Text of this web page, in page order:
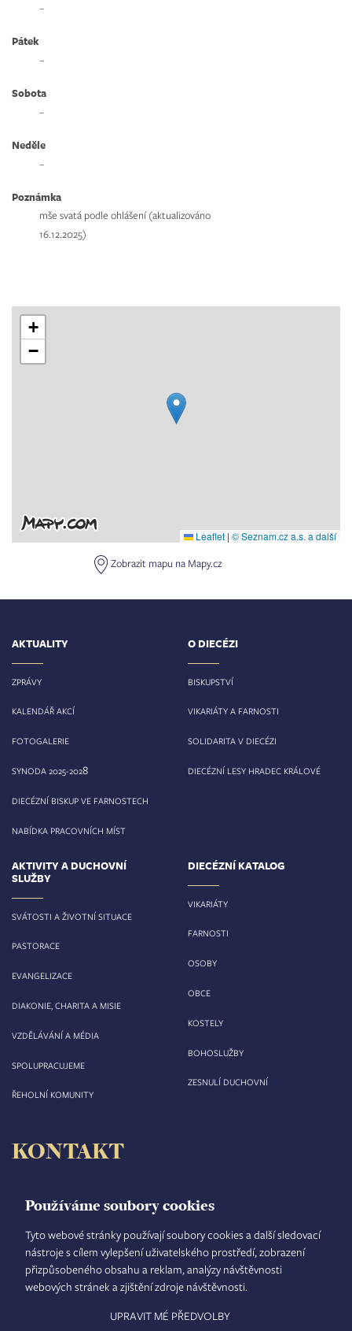
Používáme soubory cookies
Tyto webové stránky používají soubory cookies a další sledovací
nástroje s cílem vylepšení uživatelského prostředí, zobrazení
přizpůsobeného obsahu a reklam, analýzy návštěvnosti
webových stránek a zjištění zdroje návštěvnosti.
UPRAVIT MÉ PŘEDVOLBY
–
Pátek
–
Sobota
–
Neděle
–
Poznámka
mše svatá podle ohlášení (aktualizováno
16.12.2025)
+
−
Leaflet | © Seznam.cz a.s. a další
Zobrazit mapu na Mapy.cz
AKTUALITY
ZPRÁVY
KALENDÁŘ AKCÍ
FOTOGALERIE
SYNODA 2025-2028
DIECÉZNÍ BISKUP VE FARNOSTECH
NABÍDKA PRACOVNÍCH MÍST
O DIECÉZI
BISKUPSTVÍ
VIKARIÁTY A FARNOSTI
SOLIDARITA V DIECÉZI
DIECÉZNÍ LESY HRADEC KRÁLOVÉ
AKTIVITY A DUCHOVNÍ
SLUŽBY
SVÁTOSTI A ŽIVOTNÍ SITUACE
PASTORACE
EVANGELIZACE
DIAKONIE, CHARITA A MISIE
VZDĚLÁVÁNÍ A MÉDIA
SPOLUPRACUJEME
ŘEHOLNÍ KOMUNITY
DIECÉZNÍ KATALOG
VIKARIÁTY
FARNOSTI
OSOBY
OBCE
KOSTELY
BOHOSLUŽBY
ZESNULÍ DUCHOVNÍ
KONTAKT
Velké náměstí 35/44
500 03 Hradec Králové
tel.: +420 495 063 611
IČO: 00 44 51 34
DIČ: CZ 00 44 51 34
Číslo účtu: 1006010044/5500
TISKOVÝ MLUVČÍ INTRANET MAPA STRÁNEK